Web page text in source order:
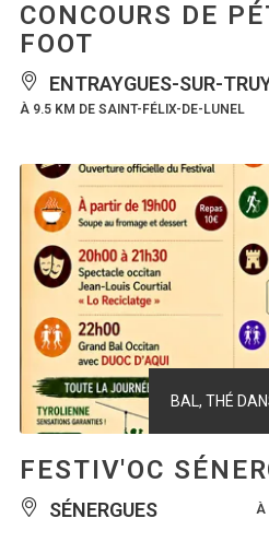
CONCOURS DE
FOOT
ENTRAYGUES-SUR-
À 9.5 KM DE SAINT-FÉLIX-DE-LUNEL
BAL, THÉ
FESTIV'OC
SÉNERGUES À